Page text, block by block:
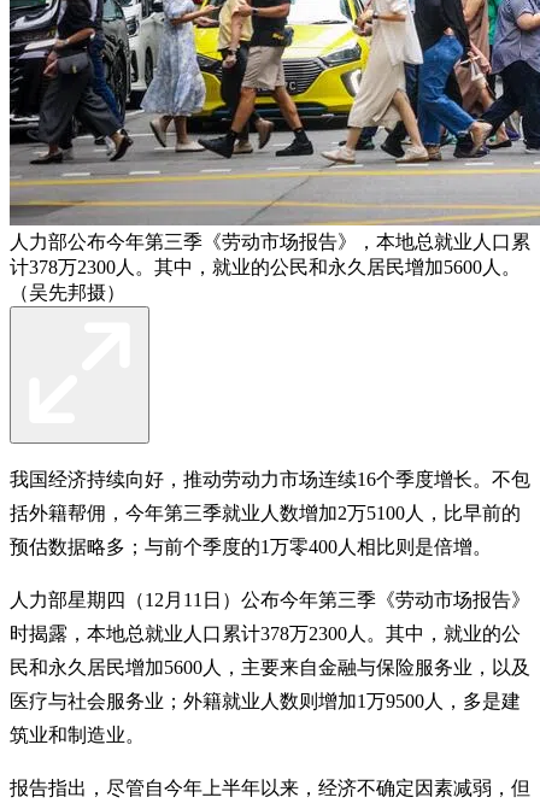
人力部公布今年第三季《劳动市场报告》，本地总就业人口累
计378万2300人。其中，就业的公民和永久居民增加5600人。
（吴先邦摄）
我国经济持续向好，推动劳动力市场连续16个季度增长。不包
括外籍帮佣，今年第三季就业人数增加2万5100人，比早前的
预估数据略多；与前个季度的1万零400人相比则是倍增。
人力部星期四（12月11日）公布今年第三季《劳动市场报告》
时揭露，本地总就业人口累计378万2300人。其中，就业的公
民和永久居民增加5600人，主要来自金融与保险服务业，以及
医疗与社会服务业；外籍就业人数则增加1万9500人，多是建
筑业和制造业。
报告指出，尽管自今年上半年以来，经济不确定因素减弱，但